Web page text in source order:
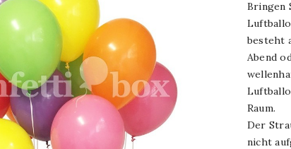
Bringen
besteht
Abend
Raum.
Der
nicht